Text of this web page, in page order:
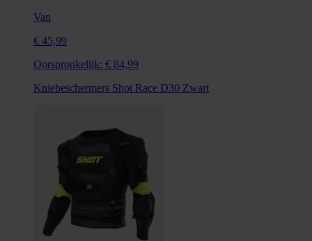
Van
€ 45,99
Oorspronkelijk: € 84,99
Kniebeschermers Shot Race D30 Zwart